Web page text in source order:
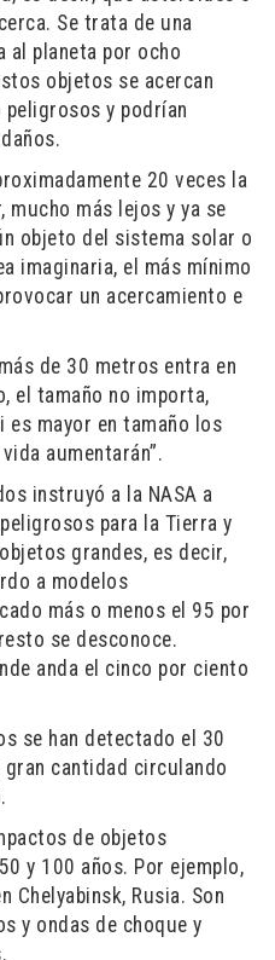
Se trata de una
al planeta por ocho
objetos se acercan
peligrosos y podrían
20 veces la
mucho más lejos y ya se
objeto del sistema solar o
imaginaria, el más mínimo
un acercamiento e
de 30 metros entra en
el tamaño no importa,
es mayor en tamaño los
aumentarán”.
instruyó a la NASA a
para la Tierra y
grandes, es decir,
a modelos
más o menos el 95 por
se desconoce.
anda el cinco por ciento
se han detectado el 30
gran cantidad circulando
de objetos
y 100 años. Por ejemplo,
Chelyabinsk, Rusia. Son
y ondas de choque y